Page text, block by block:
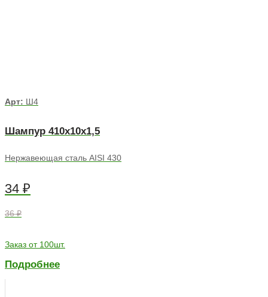
Арт: Ш4
Шампур 410х10х1,5
Нержавеющая сталь AISI 430
34 ₽
36 ₽
Заказ от 100шт.
Подробнее